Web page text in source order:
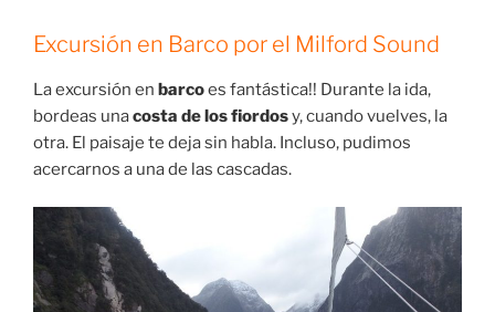
Excursión en Barco por el Milford Sound
La excursión en barcoes fantástica!! Durante la ida,
bordeas unacosta de los fiordosy, cuando vuelves, la
otra. El paisaje te deja sin habla. Incluso, pudimos
acercarnos a una de las cascadas.